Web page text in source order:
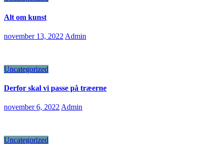
Alt om kunst
november 13, 2022 Admin
Uncategorized
Derfor skal vi passe på træerne
november 6, 2022 Admin
Uncategorized